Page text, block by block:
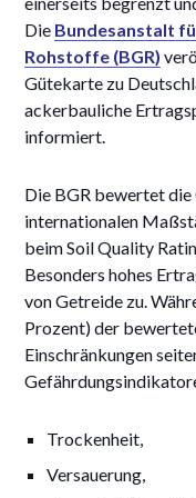
Die Bundesanstalt
Rohstoffe (BGR)
Gütekarte zu
ackerbauliche
informiert.
Die BGR bewertet
internationalen
beim Soil Quality
Besonders hohes
von Getreide zu.
Prozent) der
Einschränkungen
Trockenheit,
Versauerung,